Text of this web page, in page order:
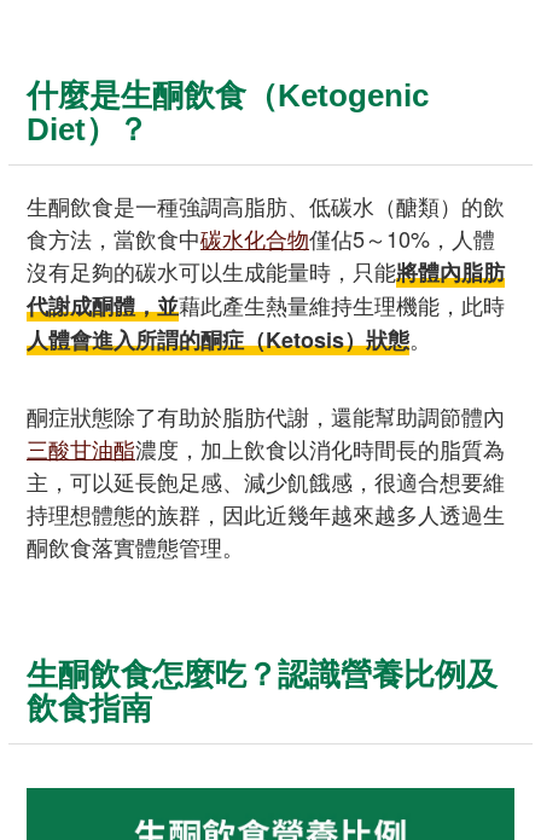
什麼是生酮飲食（Ketogenic
Diet）？
生酮飲食是一種強調高脂肪、低碳水（醣類）的飲
食方法，當飲食中碳水化合物僅佔5～10%，人體
沒有足夠的碳水可以生成能量時，只能將體內脂肪
代謝成酮體，並藉此產生熱量維持生理機能，此時
人體會進入所謂的酮症（Ketosis）狀態。
酮症狀態除了有助於脂肪代謝，還能幫助調節體內
三酸甘油酯濃度，加上飲食以消化時間長的脂質為
主，可以延長飽足感、減少飢餓感，很適合想要維
持理想體態的族群，因此近幾年越來越多人透過生
酮飲食落實體態管理。
生酮飲食怎麼吃？認識營養比例及
飲食指南